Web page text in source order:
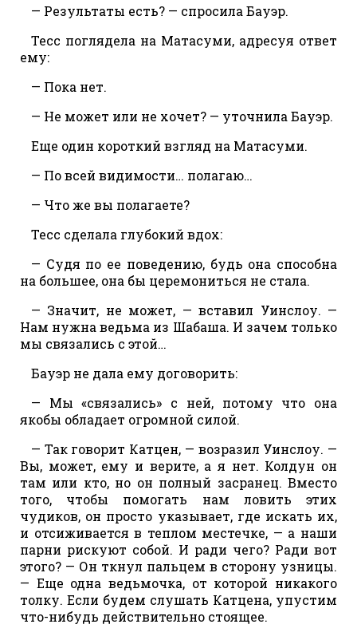
— Результаты есть? — спросила Бауэр.
Тесс поглядела на Матасуми, адресуя ответ
ему:
— Пока нет.
— Не может или не хочет? — уточнила Бауэр.
Еще один короткий взгляд на Матасуми.
— По всей видимости… полагаю…
— Что же вы полагаете?
Тесс сделала глубокий вдох:
— Судя по ее поведению, будь она способна
на большее, она бы церемониться не стала.
— Значит, не может, — вставил Уинслоу. —
Нам нужна ведьма из Шабаша. И зачем только
мы связались с этой…
Бауэр не дала ему договорить:
— Мы «связались» с ней, потому что она
якобы обладает огромной силой.
— Так говорит Катцен, — возразил Уинслоу. —
Вы, может, ему и верите, а я нет. Колдун он
там или кто, но он полный засранец. Вместо
того, чтобы помогать нам ловить этих
чудиков, он просто указывает, где искать их,
и отсиживается в теплом местечке, — а наши
парни рискуют собой. И ради чего? Ради вот
этого? — Он ткнул пальцем в сторону узницы.
— Еще одна ведьмочка, от которой никакого
толку. Если будем слушать Катцена, упустим
что-нибудь действительно стоящее.